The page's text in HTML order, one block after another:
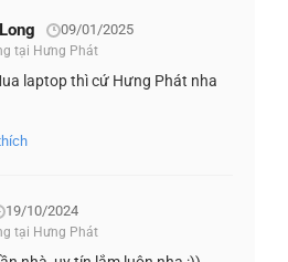
soạn thảo văn bản sẽ được xử lý
lượng, qua đó giúp tiết kiệm pin.
09/01/2025
tại Hưng Phát
laptop thì cứ Hưng Phát nha
19/10/2024
tại Hưng Phát